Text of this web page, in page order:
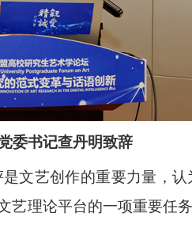
委书记查丹明致辞
文艺创作的重要力量，
理论平台的一项重要任